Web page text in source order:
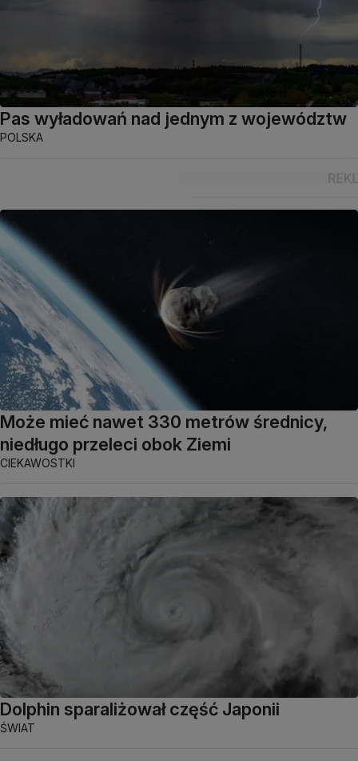
Pas wyładowań nad jednym z województw
POLSKA
Może mieć nawet 330 metrów średnicy,
niedługo przeleci obok Ziemi
CIEKAWOSTKI
Dolphin sparaliżował część Japonii
ŚWIAT